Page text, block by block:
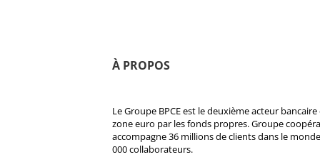
À PROPOS
Le Groupe BPCE est le deuxième acteur
zone euro par les fonds propres. Groupe
accompagne 36 millions de clients dans le
000 collaborateurs.